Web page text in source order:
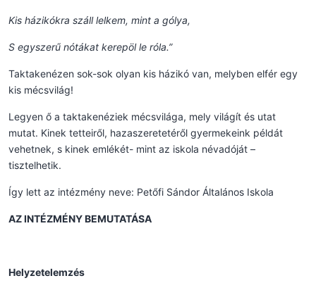
Kis házikókra száll lelkem, mint a gólya,
S egyszerű nótákat kerepöl le róla.”
Taktakenézen sok-sok olyan kis házikó van, melyben elfér egy
kis mécsvilág!
Legyen ő a taktakenéziek mécsvilága, mely világít és utat
mutat. Kinek tetteiről, hazaszeretetéről gyermekeink példát
vehetnek, s kinek emlékét- mint az iskola névadóját –
tisztelhetik.
Így lett az intézmény neve: Petőfi Sándor Általános Iskola
AZ INTÉZMÉNY BEMUTATÁSA
Helyzetelemzés